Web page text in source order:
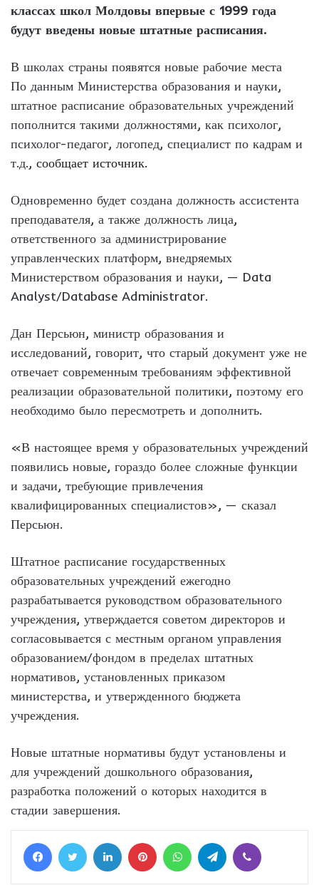
классах школ Молдовы впервые с 1999 года
будут введены новые штатные расписания.
В школах страны появятся новые рабочие места
По данным Министерства образования и науки,
штатное расписание образовательных учреждений
пополнится такими должностями, как психолог,
психолог-педагог, логопед, специалист по кадрам и
т.д., сообщает источник.
Одновременно будет создана должность ассистента
преподавателя, а также должность лица,
ответственного за администрирование
управленческих платформ, внедряемых
Министерством образования и науки, — Data
Analyst/Database Administrator.
Дан Персьюн, министр образования и
исследований, говорит, что старый документ уже не
отвечает современным требованиям эффективной
реализации образовательной политики, поэтому его
необходимо было пересмотреть и дополнить.
«В настоящее время у образовательных учреждений
появились новые, гораздо более сложные функции
и задачи, требующие привлечения
квалифицированных специалистов», — сказал
Персьюн.
Штатное расписание государственных
образовательных учреждений ежегодно
разрабатывается руководством образовательного
учреждения, утверждается советом директоров и
согласовывается с местным органом управления
образованием/фондом в пределах штатных
нормативов, установленных приказом
министерства, и утвержденного бюджета
учреждения.
Новые штатные нормативы будут установлены и
для учреждений дошкольного образования,
разработка положений о которых находится в
стадии завершения.
FacebookTwitter LinkedIn Pinterest WhatsAppTelegram